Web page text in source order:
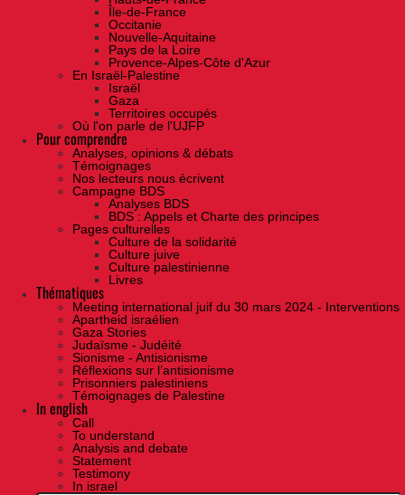
Île-de-France
Occitanie
Nouvelle-Aquitaine
Pays de la Loire
Provence-Alpes-Côte d'Azur
En Israël-Palestine
Israël
Gaza
Territoires occupés
Où l'on parle de l'UJFP
Pour comprendre
Analyses, opinions & débats
Témoignages
Nos lecteurs nous écrivent
Campagne BDS
Analyses BDS
BDS : Appels et Charte des principes
Pages culturelles
Culture de la solidarité
Culture juive
Culture palestinienne
Livres
Thématiques
Meeting international juif du 30 mars 2024 - Interventions
Apartheid israélien
Gaza Stories
Judaïsme - Judéité
Sionisme - Antisionisme
Réflexions sur l’antisionisme
Prisonniers palestiniens
Témoignages de Palestine
In english
Call
To understand
Analysis and debate
Statement
Testimony
In israel